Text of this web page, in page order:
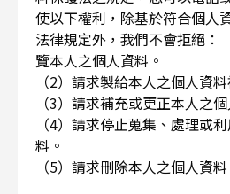
使以下權利，除基於符合個人
法律規定外，我們不會拒絕：
覽本人之個人資料。
（2）請求製給本人之個人資
（3）請求補充或更正本人之
（4）請求停止蒐集、處理或
料。
（5）請求刪除本人之個人資料